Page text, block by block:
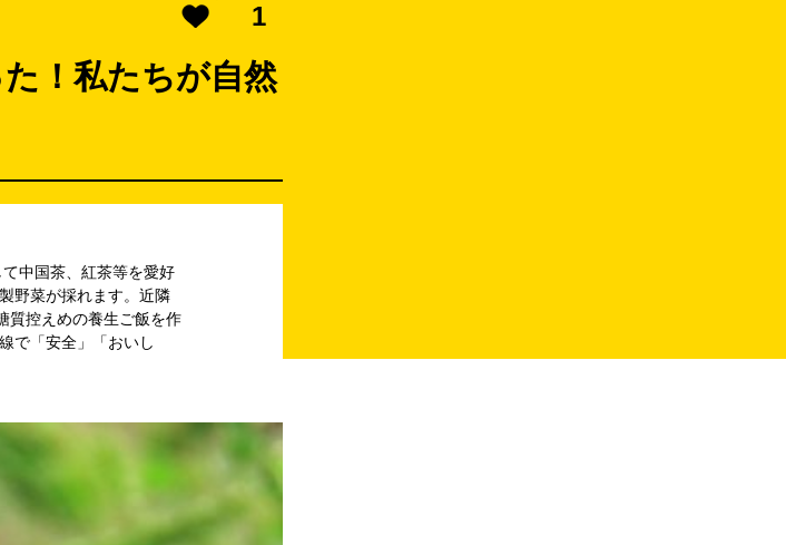
1
！私たちが自然
中国茶、紅茶等を愛好
野菜が採れます。近隣
質控えめの養生ご飯を作
で「安全」「おいし